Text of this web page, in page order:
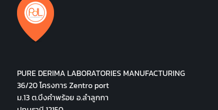
PURE DERIMA LABORATORIES MANUFACTURING
36/20 โครงการ Zentro port
ม.13 ต.บึงคำพร้อย อ.ลำลูกกา